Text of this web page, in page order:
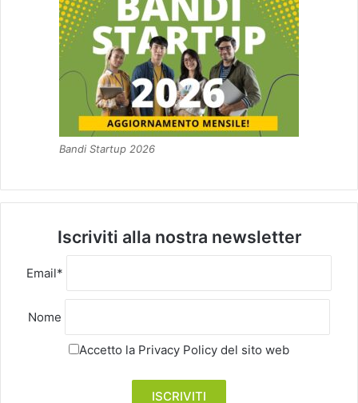
Bandi Startup 2026
Iscriviti alla nostra newsletter
Email*
Nome
Accetto la Privacy Policy del sito web